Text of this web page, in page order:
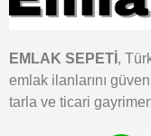
EMLAK SEPETİ ,
emlak ilanlarını
tarla ve ticari